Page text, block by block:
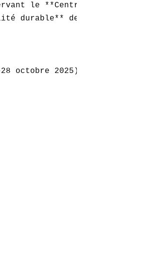
le **Centre
durable** de la région.
octobre 2025).